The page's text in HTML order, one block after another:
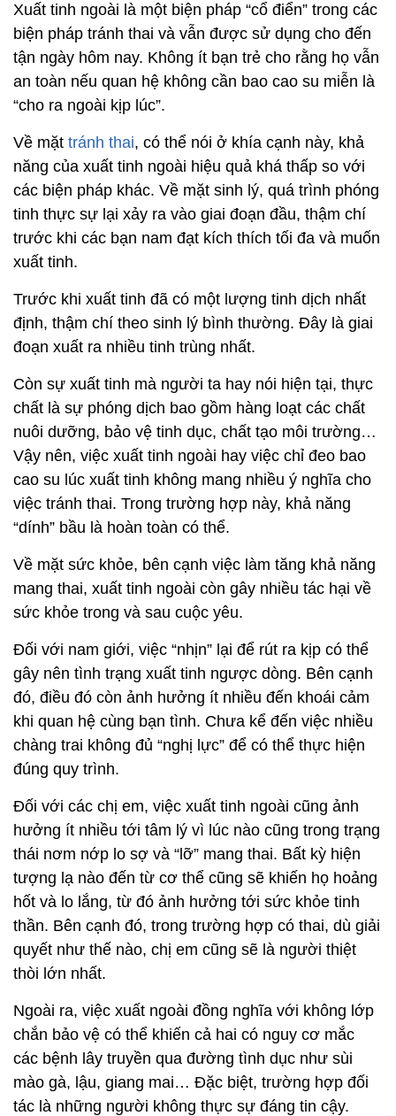
Xuất tinh ngoài là một biện pháp “cổ điển” trong các
biện pháp tránh thai và vẫn được sử dụng cho đến
tận ngày hôm nay. Không ít bạn trẻ cho rằng họ vẫn
an toàn nếu quan hệ không cần bao cao su miễn là
“cho ra ngoài kịp lúc”.
Về mặt tránh thai, có thể nói ở khía cạnh này, khả
năng của xuất tinh ngoài hiệu quả khá thấp so với
các biện pháp khác. Về mặt sinh lý, quá trình phóng
tinh thực sự lại xảy ra vào giai đoạn đầu, thậm chí
trước khi các bạn nam đạt kích thích tối đa và muốn
xuất tinh.
Trước khi xuất tinh đã có một lượng tinh dịch nhất
định, thậm chí theo sinh lý bình thường. Đây là giai
đoạn xuất ra nhiều tinh trùng nhất.
Còn sự xuất tinh mà người ta hay nói hiện tại, thực
chất là sự phóng dịch bao gồm hàng loạt các chất
nuôi dưỡng, bảo vệ tinh dục, chất tạo môi trường…
Vậy nên, việc xuất tinh ngoài hay việc chỉ đeo bao
cao su lúc xuất tinh không mang nhiều ý nghĩa cho
việc tránh thai. Trong trường hợp này, khả năng
“dính” bầu là hoàn toàn có thể.
Về mặt sức khỏe, bên cạnh việc làm tăng khả năng
mang thai, xuất tinh ngoài còn gây nhiều tác hại về
sức khỏe trong và sau cuộc yêu.
Đối với nam giới, việc “nhịn” lại để rút ra kịp có thể
gây nên tình trạng xuất tinh ngược dòng. Bên cạnh
đó, điều đó còn ảnh hưởng ít nhiều đến khoái cảm
khi quan hệ cùng bạn tình. Chưa kể đến việc nhiều
chàng trai không đủ “nghị lực” để có thể thực hiện
đúng quy trình.
Đối với các chị em, việc xuất tinh ngoài cũng ảnh
hưởng ít nhiều tới tâm lý vì lúc nào cũng trong trạng
thái nơm nớp lo sợ và “lỡ” mang thai. Bất kỳ hiện
tượng lạ nào đến từ cơ thể cũng sẽ khiến họ hoảng
hốt và lo lắng, từ đó ảnh hưởng tới sức khỏe tinh
thần. Bên cạnh đó, trong trường hợp có thai, dù giải
quyết như thế nào, chị em cũng sẽ là người thiệt
thòi lớn nhất.
Ngoài ra, việc xuất ngoài đồng nghĩa với không lớp
chắn bảo vệ có thể khiến cả hai có nguy cơ mắc
các bệnh lây truyền qua đường tình dục như sùi
mào gà, lậu, giang mai… Đặc biệt, trường hợp đối
tác là những người không thực sự đáng tin cậy.